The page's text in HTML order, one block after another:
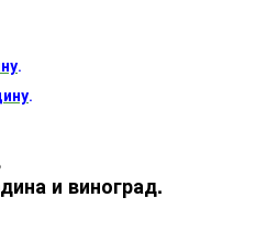
.
.
и виноград.